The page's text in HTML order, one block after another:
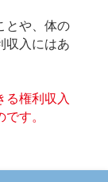
とや、体の
収入にはあ
る権利収入
す。